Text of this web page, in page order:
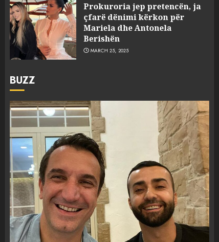
Prokuroria jep pretencën, ja
çfarë dënimi kërkon për
Mariela dhe Antonela
Berishën
MARCH 25, 2025
BUZZ